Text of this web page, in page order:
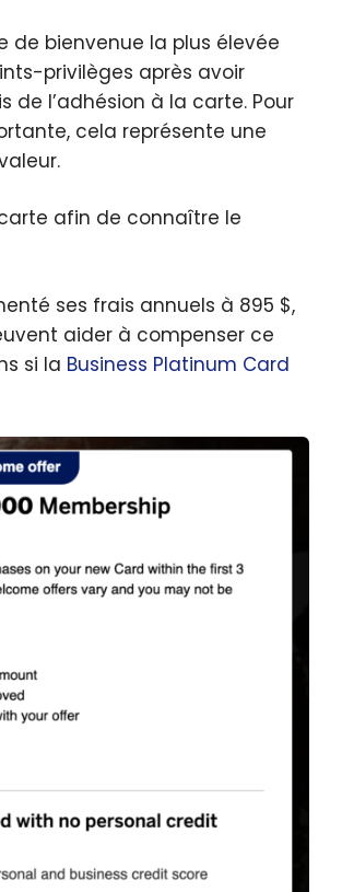
bienvenue la plus élevée
privilèges après avoir
de l’adhésion à la carte. Pour
cela représente une
afin de connaître le
ses frais annuels à 895 $,
aider à compenser ce
si la Business Platinum Card